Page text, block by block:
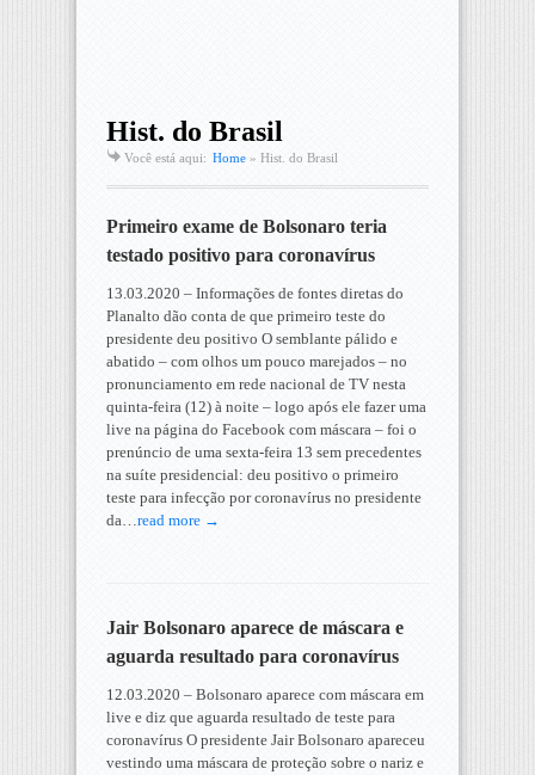
Hist. do Brasil
Você está aqui: Home » Hist. do Brasil
Primeiro exame de Bolsonaro teria
testado positivo para coronavírus
13.03.2020 – Informações de fontes diretas do
Planalto dão conta de que primeiro teste do
presidente deu positivo O semblante pálido e
abatido – com olhos um pouco marejados – no
pronunciamento em rede nacional de TV nesta
quinta-feira (12) à noite – logo após ele fazer uma
live na página do Facebook com máscara – foi o
prenúncio de uma sexta-feira 13 sem precedentes
na suíte presidencial: deu positivo o primeiro
teste para infecção por coronavírus no presidente
da…read more →
Jair Bolsonaro aparece de máscara e
aguarda resultado para coronavírus
12.03.2020 – Bolsonaro aparece com máscara em
live e diz que aguarda resultado de teste para
coronavírus O presidente Jair Bolsonaro apareceu
vestindo uma máscara de proteção sobre o nariz e